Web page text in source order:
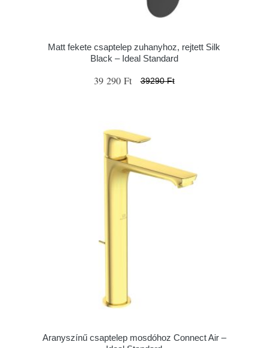
Matt fekete csaptelep zuhanyhoz, rejtett Silk
Black – Ideal Standard
39 290 Ft 39290 Ft
Aranyszínű csaptelep mosdóhoz Connect Air –